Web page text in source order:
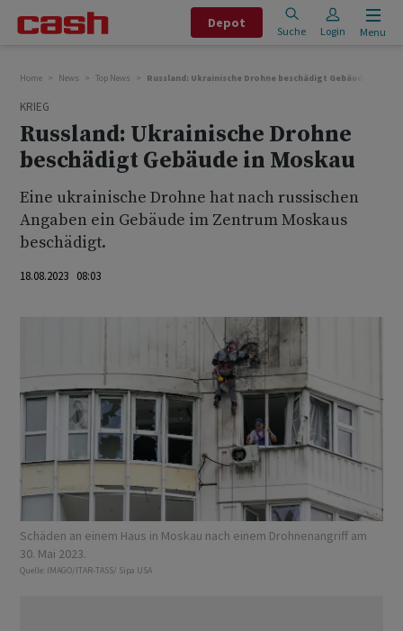
Depot
Suche Login Menu
Home News Top News Russland: Ukrainische Drohne beschädigt Gebäude in
KRIEG
Russland: Ukrainische Drohne
beschädigt Gebäude in Moskau
Eine ukrainische Drohne hat nach russischen
Angaben ein Gebäude im Zentrum Moskaus
beschädigt.
18.08.2023 08:03
Schäden an einem Haus in Moskau nach einem Drohnenangriff am
30. Mai 2023.
Quelle: IMAGO/ITAR-TASS/ Sipa USA